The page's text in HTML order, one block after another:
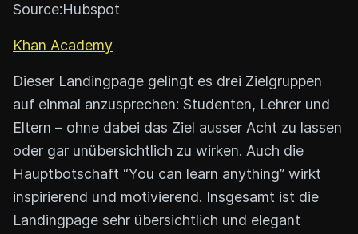
Source:Hubspot
Khan Academy
Dieser Landingpage gelingt es drei Zielgruppen
auf einmal anzusprechen: Studenten, Lehrer und
Eltern – ohne dabei das Ziel ausser Acht zu lassen
oder gar unübersichtlich zu wirken. Auch die
Hauptbotschaft “You can learn anything” wirkt
inspirierend und motivierend. Insgesamt ist die
Landingpage sehr übersichtlich und elegant